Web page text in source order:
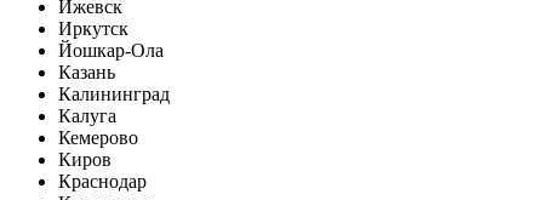
Ижевск
Иркутск
Йошкар-Ола
Казань
Калининград
Калуга
Кемерово
Киров
Краснодар